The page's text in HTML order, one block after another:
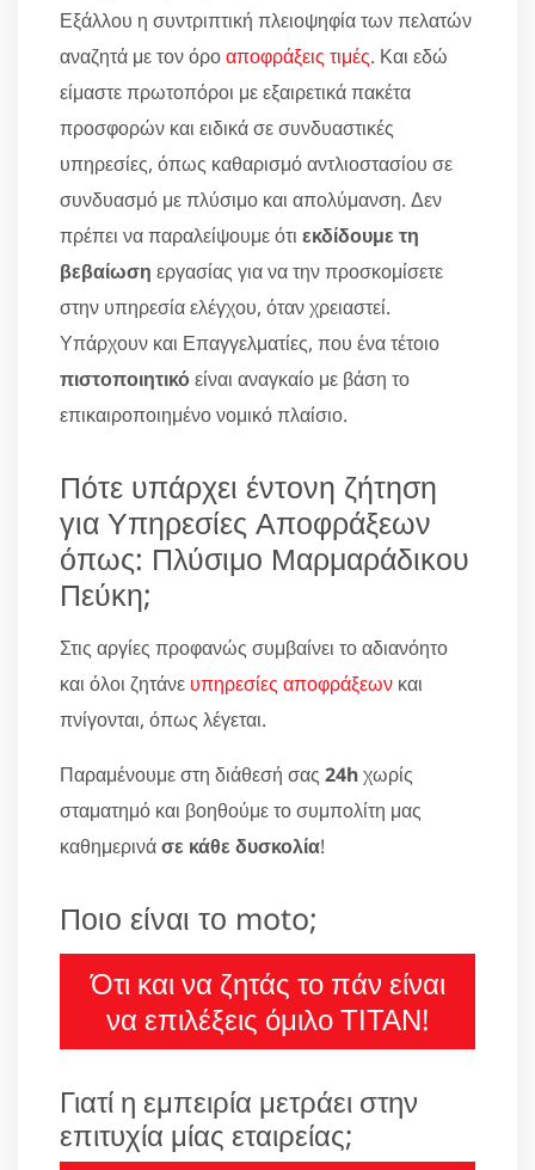
Εξάλλου η συντριπτική πλειοψηφία των πελατών
αναζητά με τον όροαποφράξεις τιμές. Και εδώ
είμαστε πρωτοπόροι με εξαιρετικά πακέτα
προσφορών και ειδικά σε συνδυαστικές
υπηρεσίες, όπως καθαρισμό αντλιοστασίου σε
συνδυασμό με πλύσιμο και απολύμανση. Δεν
πρέπει να παραλείψουμε ότι εκδίδουμε τη
βεβαίωση εργασίας για να την προσκομίσετε
στην υπηρεσία ελέγχου, όταν χρειαστεί.
Υπάρχουν και Επαγγελματίες, που ένα τέτοιο
πιστοποιητικόείναι αναγκαίο με βάση το
επικαιροποιημένο νομικό πλαίσιο.
Πότε υπάρχει έντονη ζήτηση
για Υπηρεσίες Αποφράξεων
όπως: Πλύσιμο Μαρμαράδικου
Πεύκη;
Στις αργίες προφανώς συμβαίνει το αδιανόητο
και όλοι ζητάνε υπηρεσίες αποφράξεων και
πνίγονται, όπως λέγεται.
Παραμένουμε στη διάθεσή σας 24hχωρίς
σταματημό και βοηθούμε το συμπολίτη μας
καθημερινάσε κάθε δυσκολία!
Ποιο είναι το moto;
Ότι και να ζητάς το πάν είναι
να επιλέξεις όμιλο ΤΙΤΑΝ!
Γιατί η εμπειρία μετράει στην
επιτυχία μίας εταιρείας;